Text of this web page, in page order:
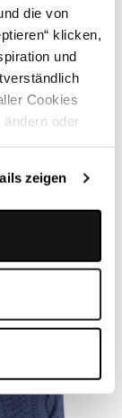
die von
klicken,
und
Cookies
oder
zeigen